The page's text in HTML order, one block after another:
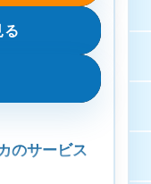
ています
駅東町9-23-
る
のサービス